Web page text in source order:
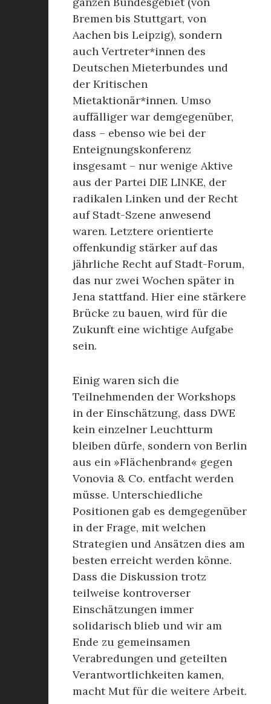
Bremen bis Stuttgart, von
Aachen bis Leipzig), sondern
auch Vertreter*innen des
Deutschen Mieterbundes und
der Kritischen
Mietaktionär*innen. Umso
auffälliger war demgegenüber,
dass – ebenso wie bei der
Enteignungskonferenz
insgesamt – nur wenige Aktive
aus der Partei DIE LINKE, der
radikalen Linken und der Recht
auf Stadt-Szene anwesend
waren. Letztere orientierte
offenkundig stärker auf das
jährliche Recht auf Stadt-Forum,
das nur zwei Wochen später in
Jena stattfand. Hier eine stärkere
Brücke zu bauen, wird für die
Zukunft eine wichtige Aufgabe
sein.
Einig waren sich die
Teilnehmenden der Workshops
in der Einschätzung, dass DWE
kein einzelner Leuchtturm
bleiben dürfe, sondern von Berlin
aus ein »Flächenbrand« gegen
Vonovia & Co. entfacht werden
müsse. Unterschiedliche
Positionen gab es demgegenüber
in der Frage, mit welchen
Strategien und Ansätzen dies am
besten erreicht werden könne.
Dass die Diskussion trotz
teilweise kontroverser
Einschätzungen immer
solidarisch blieb und wir am
Ende zu gemeinsamen
Verabredungen und geteilten
Verantwortlichkeiten kamen,
macht Mut für die weitere Arbeit.